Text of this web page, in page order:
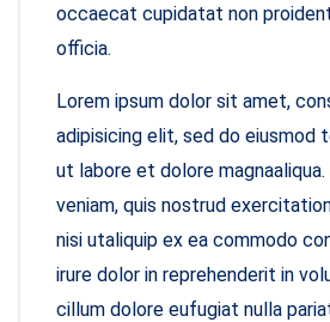
occaecat cupidatat non
officia.
Lorem ipsum dolor sit amet,
adipisicing elit, sed do eiusmod
ut labore et dolore magnaaliqua.
veniam, quis nostrud
nisi utaliquip ex ea commodo
irure dolor in reprehenderit in
cillum dolore eufugiat nulla